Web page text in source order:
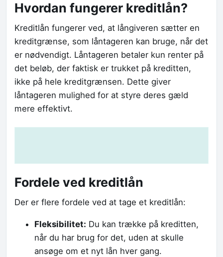
Hvordan fungerer kreditlån?
Kreditlån fungerer ved, at långiveren sætter en
kreditgrænse, som låntageren kan bruge, når det
er nødvendigt. Låntageren betaler kun renter på
det beløb, der faktisk er trukket på kreditten,
ikke på hele kreditgrænsen. Dette giver
låntageren mulighed for at styre deres gæld
mere effektivt.
Fordele ved kreditlån
Der er flere fordele ved at tage et kreditlån:
Fleksibilitet: Du kan trække på kreditten,
når du har brug for det, uden at skulle
ansøge om et nyt lån hver gang.